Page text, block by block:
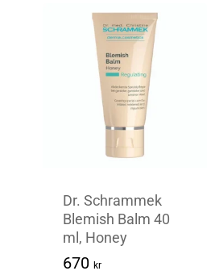
Dr. Schrammek
Blemish Balm 40
ml, Honey
670 kr